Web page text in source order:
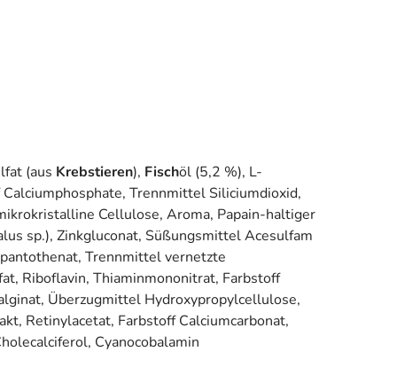
(aus Krebstieren), Fischöl (5,2 %), L-
Trennmittel Siliciumdioxid,
Cellulose, Aroma, Papain-haltiger
sp.), Zinkgluconat, Süßungsmittel Acesulfam
Trennmittel vernetzte
Riboflavin, Thiaminmononitrat, Farbstoff
Überzugmittel Hydroxypropylcellulose,
Retinylacetat, Farbstoff Calciumcarbonat,
Cyanocobalamin